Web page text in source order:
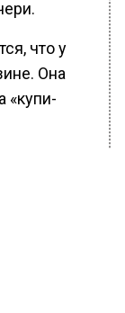
что у
Она
«купи-